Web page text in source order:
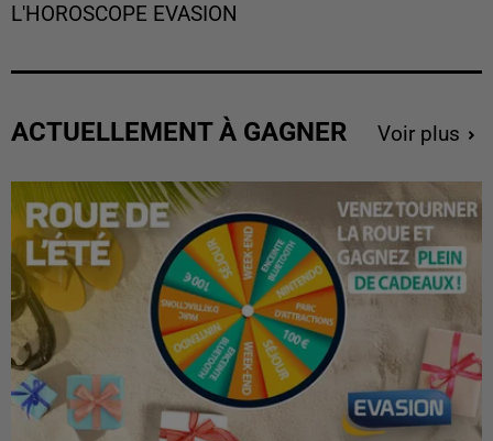
L'HOROSCOPE EVASION
ACTUELLEMENT À GAGNER Voir plus